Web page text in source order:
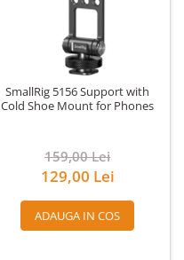
SmallRig 5156 Support with
Cold Shoe Mount for Phones
159,00 Lei
129,00 Lei
ADAUGA IN COS